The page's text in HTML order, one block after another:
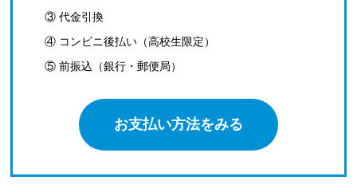
③ 代金引換
④ コンビニ後払い（高校生限定）
⑤ 前振込（銀行・郵便局）
お支払い方法をみる